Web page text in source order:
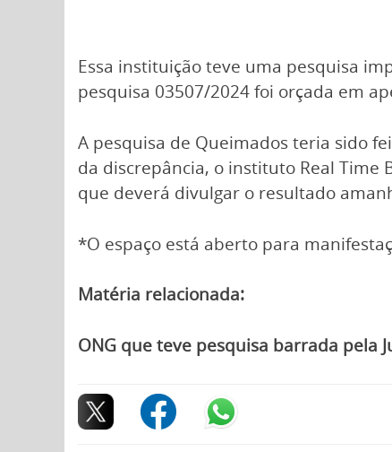
Essa instituição teve uma pesquisa
pesquisa 03507/2024 foi orçada em
A pesquisa de Queimados teria sido
da discrepância, o instituto Real Time
que deverá divulgar o resultado
*O espaço está aberto para
Matéria relacionada:
ONG que teve pesquisa barrada pela